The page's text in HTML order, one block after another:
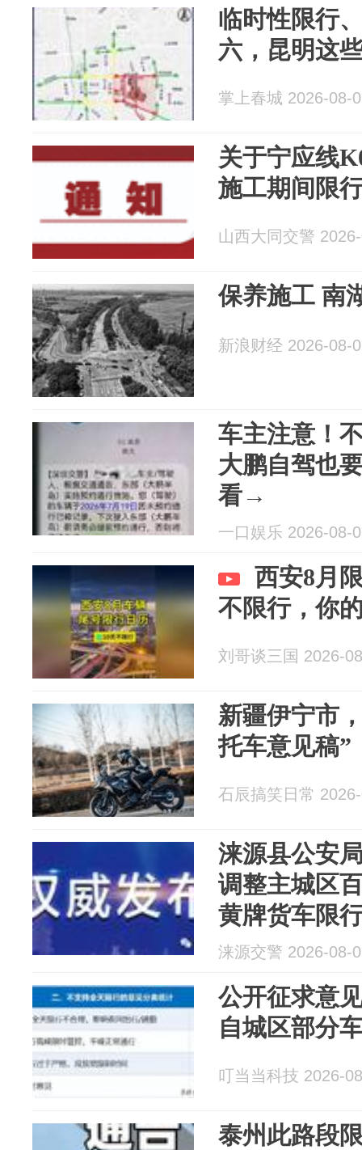
临时性限行
六，昆明这
掌上春城 2026-08-
关于宁应线
施工期间限
山西大同交警
保养施工 南
新浪财经 2026-08-
车主注意！
大鹏自驾也
看→
一口娱乐 2026-08-
西安8月
不限行，你
刘哥谈三国 2026-
新疆伊宁市
托车意见稿”
石辰搞笑日常
涞源县公安
调整主城区
黄牌货车限
涞源交警 2026-08-
公开征求意
自城区部分
叮当当科技 2026-
泰州此路段